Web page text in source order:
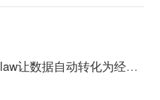
重构零售运营范式，CamClaw让数据自动转化为经营增长